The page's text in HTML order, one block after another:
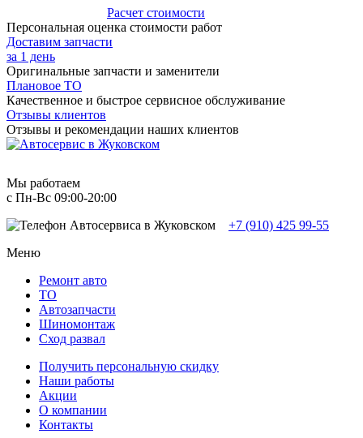
Расчет стоимости
Персональная оценка стоимости работ
Доставим запчасти
за 1 день
Оригинальные запчасти и заменители
Плановое ТО
Качественное и быстрое сервисное обслуживание
Отзывы клиентов
Отзывы и рекомендации наших клиентов
Мы работаем
с Пн-Вc 09:00-20:00
+7 (910) 425 99-55
Меню
Ремонт авто
TO
Автозапчасти
Шиномонтаж
Сход развал
Получить персональную скидку
Наши работы
Акции
О компании
Контакты